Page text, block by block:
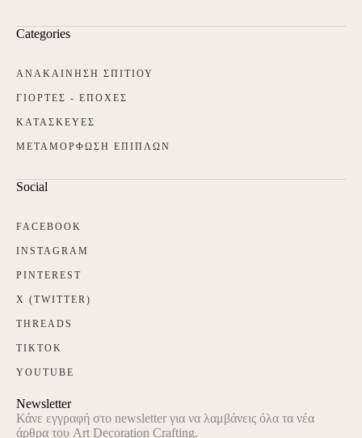
Categories
ΑΝΑΚΑΙΝΗΣΗ ΣΠΙΤΙΟΥ
ΓΙΟΡΤΕΣ - ΕΠΟΧΕΣ
ΚΑΤΑΣΚΕΥΕΣ
ΜΕΤΑΜΟΡΦΩΣΗ ΕΠΙΠΛΩΝ
Social
FACEBOOK
INSTAGRAM
PINTEREST
X (TWITTER)
THREADS
TIKTOK
YOUTUBE
Newsletter
Κάνε εγγραφή στο newsletter για να λαμβάνεις όλα τα νέα
άρθρα του Art Decoration Crafting.